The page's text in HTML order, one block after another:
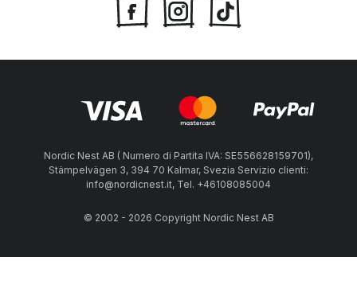
Nordic Nest AB ( Numero di Partita IVA: SE556628159701),
Stämpelvägen 3, 394 70 Kalmar, Svezia Servizio clienti:
info@nordicnest.it, Tel. +46108085004
© 2002 - 2026 Copyright Nordic Nest AB